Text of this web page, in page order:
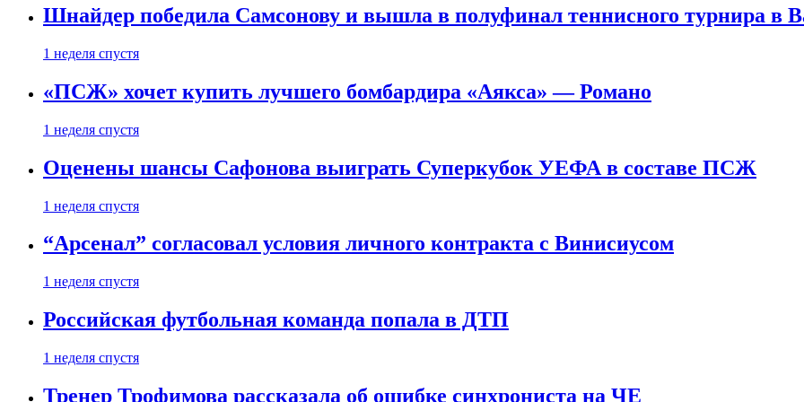
Шнайдер победила Самсонову и вышла в полуфинал теннисного турнира в
1 неделя спустя
«ПСЖ» хочет купить лучшего бомбардира «Аякса» — Романо
1 неделя спустя
Оценены шансы Сафонова выиграть Суперкубок УЕФА в составе ПСЖ
1 неделя спустя
“Арсенал” согласовал условия личного контракта с Винисиусом
1 неделя спустя
Российская футбольная команда попала в ДТП
1 неделя спустя
Тренер Трофимова рассказала об ошибке синхрониста на ЧЕ